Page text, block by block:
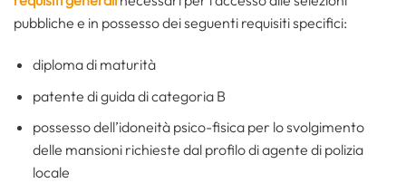
pubbliche e in possesso dei seguenti requisiti specifici:
diploma di maturità
patente di guida di categoria B
possesso dell’idoneità psico-fisica per lo svolgimento
delle mansioni richieste dal profilo di agente di polizia
locale